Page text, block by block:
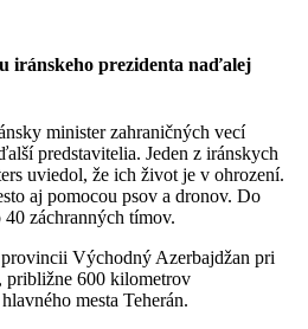
iránskeho prezidenta naďalej
minister zahraničných vecí
predstavitelia. Jeden z iránskych
uviedol, že ich život je v ohrození.
aj pomocou psov a dronov. Do
záchranných tímov.
Východný Azerbajdžan pri
približne 600 kilometrov
mesta Teherán.